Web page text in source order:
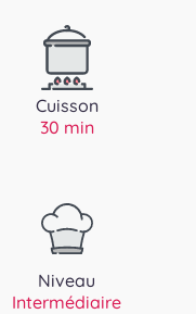
Cuisson
30 min
Niveau
Intermédiaire